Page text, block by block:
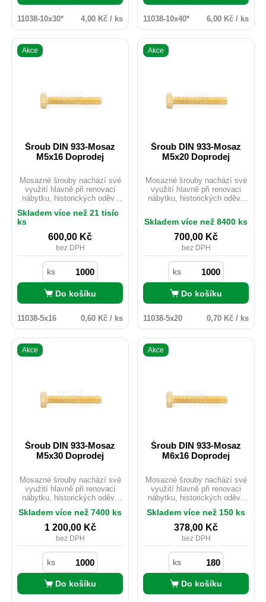
11038-10x30* 4,00 Kč / ks 11038-10x40* 6,00 Kč / ks
Akce
Šroub DIN 933-Mosaz
M5x16 Doprodej
Mosazné šrouby nachází své
využití hlavně při renovaci
nábytku, historických oděvů
Mosaz je možno použít i
nedisponuje žádnou
povrchovou úpravou. Pro svou
velmi dobrou vodivost je hojně
využíván v elektrotechnickém
průmyslu, kde nevadí nízká
pevnost materiálu.
Skladem více než 21 tisíc
ks
600,00 Kč
bez DPH
ks
Do košíku
11038-5x16 0,60 Kč / ks
Akce
Šroub DIN 933-Mosaz
M5x20 Doprodej
Mosazné šrouby nachází své
využití hlavně při renovaci
nábytku, historických oděvů
v exteriéru ačkoliv
nedisponuje žádnou
povrchovou úpravou. Pro svou
velmi dobrou vodivost je hojně
využíván v elektrotechnickém
průmyslu, kde nevadí nízká
pevnost materiálu.
Skladem více než 8400 ks
700,00 Kč
bez DPH
ks
Do košíku
11038-5x20 0,70 Kč / ks
Akce
Šroub DIN 933-Mosaz
M5x30 Doprodej
Mosazné šrouby nachází své
využití hlavně při renovaci
nábytku, historických oděvů
Mosaz je možno použít i
v exteriéru ačkoliv
nedisponuje žádnou
povrchovou úpravou. Pro svou
velmi dobrou vodivost je hojně
využíván v elektrotechnickém
průmyslu, kde nevadí nízká
pevnost materiálu.
Skladem více než 7400 ks
1 200,00 Kč
bez DPH
ks
Do košíku
Akce
Šroub DIN 933-Mosaz
M6x16 Doprodej
Mosazné šrouby nachází své
využití hlavně při renovaci
nábytku, historických oděvů
Mosaz je možno použít i
v exteriéru ačkoliv
nedisponuje žádnou
povrchovou úpravou. Pro svou
velmi dobrou vodivost je hojně
využíván v elektrotechnickém
průmyslu, kde nevadí nízká
pevnost materiálu.
Skladem více než 150 ks
378,00 Kč
bez DPH
ks
Do košíku